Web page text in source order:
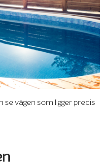
vägen som ligger precis